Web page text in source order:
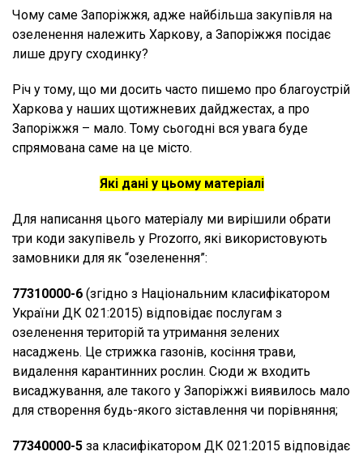
Чому саме Запоріжжя, адже найбільша закупівля на
озеленення належить Харкову, а Запоріжжя посідає
лише другу сходинку?
Річ у тому, що ми досить часто пишемо про благоустрій
Харкова у наших щотижневих дайджестах, а про
Запоріжжя – мало. Тому сьогодні вся увага буде
спрямована саме на це місто.
Які дані у цьому матеріалі
Для написання цього матеріалу ми вирішили обрати
три коди закупівель у Prozorro, які використовують
замовники для як “озеленення”:
77310000-6 (згідно з Національним класифікатором
України ДК 021:2015) відповідає послугам з
озеленення територій та утримання зелених
насаджень. Це стрижка газонів, косіння трави,
видалення карантинних рослин. Сюди ж входить
висаджування, але такого у Запоріжжі виявилось мало
для створення будь-якого зіставлення чи порівняння;
77340000-5 за класифікатором ДК 021:2015 відповідає